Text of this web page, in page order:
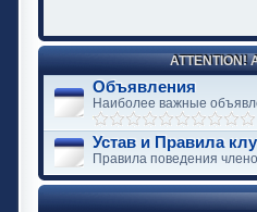
Объявления
Наиболее важные
Устав и Правила
Правила поведения